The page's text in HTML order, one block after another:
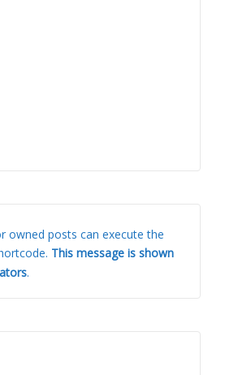
owned posts can execute the
This message is shown
.